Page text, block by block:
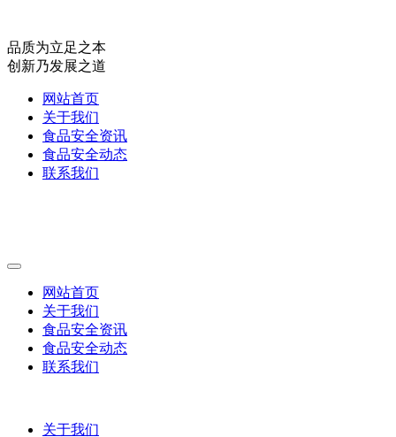
品质为立足之本
创新乃发展之道
网站首页
关于我们
食品安全资讯
食品安全动态
联系我们
网站首页
关于我们
食品安全资讯
食品安全动态
联系我们
关于我们